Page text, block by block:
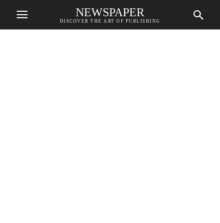
NEWSPAPER
DISCOVER THE ART OF PUBLISHING